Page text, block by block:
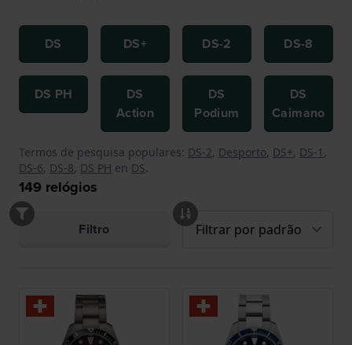
DS
DS PH
DS+
DS
Action
DS-2
DS
Podium
DS-8
DS
Caimano
Termos de pesquisa populares: DS-2, Desporto, DS+, DS-1 ,
DS-6, DS-8, DS PH en DS.
149 relógios
Filtro